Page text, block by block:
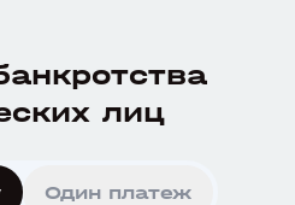
лиц
Один платеж